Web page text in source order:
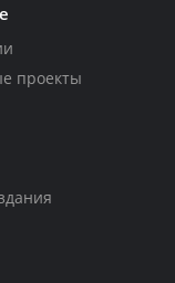
проекты